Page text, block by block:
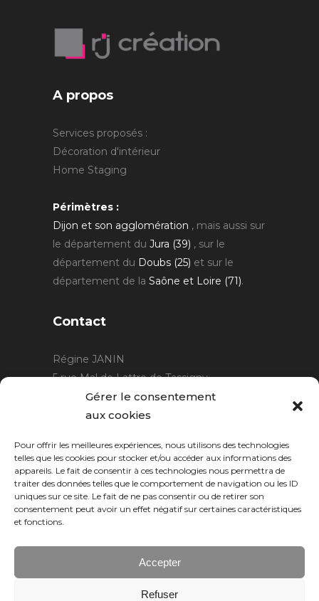
Gérer le consentement
aux cookies
Pour offrir les meilleures expériences, nous utilisons des technologies
telles que les cookies pour stocker et/ou accéder aux informations des
appareils. Le fait de consentir à ces technologies nous permettra de
traiter des données telles que le comportement de navigation ou les ID
uniques sur ce site. Le fait de ne pas consentir ou de retirer son
consentement peut avoir un effet négatif sur certaines caractéristiques
et fonctions.
Accepter
Refuser
A propos
Services proposés :
Décoration d'intérieur
Home Staging
Périmètres :
Dijon et son agglomération , mais aussi sur
le département du Jura (39) , sur le
département du Doubs (25) et sur le
département de la Saône et Loire (71).
Contact
Régine JANIN
5 rue Mal de Lattre de Tassigny
21220 Gevrey Chambertin
06 15 15 80 29
Horaires :sur rendez-vous.